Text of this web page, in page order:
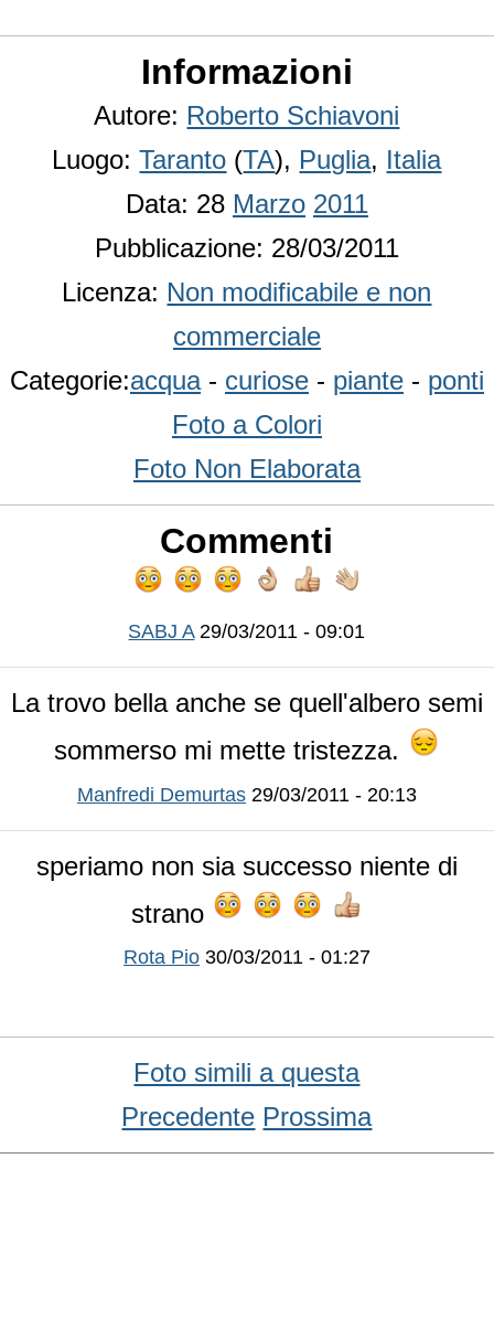
Informazioni
Autore: Roberto Schiavoni
Luogo:Taranto (TA), Puglia, Italia
Data: 28 Marzo 2011
Pubblicazione: 28/03/2011
Licenza: Non modificabile e non
commerciale
Categorie:acqua- curiose - piante - ponti
Foto a Colori
Foto Non Elaborata
Commenti
SABJ A29/03/2011 - 09:01
La trovo bella anche se quell'albero semi
sommerso mi mette tristezza.
Manfredi Demurtas 29/03/2011 - 20:13
speriamo non sia successo niente di
strano
Rota Pio 30/03/2011 - 01:27
Foto simili a questa
Precedente Prossima